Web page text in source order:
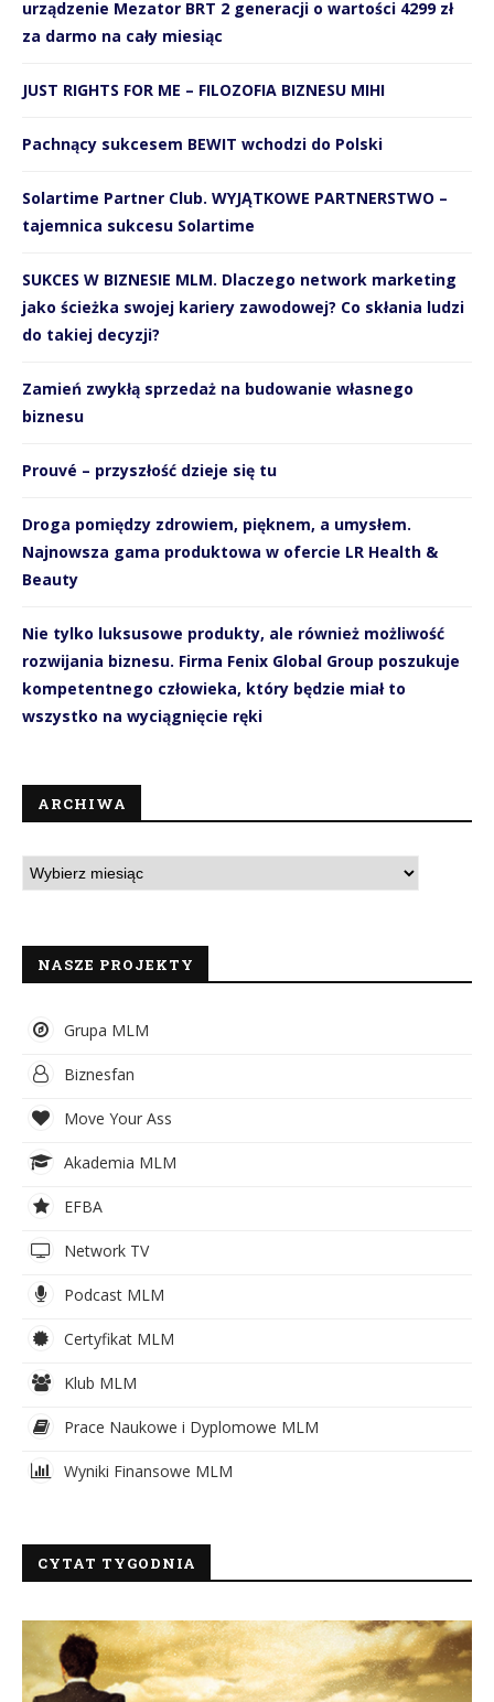
urządzenie Mezator BRT 2 generacji o wartości 4299 zł
za darmo na cały miesiąc
JUST RIGHTS FOR ME – FILOZOFIA BIZNESU MIHI
Pachnący sukcesem BEWIT wchodzi do Polski
Solartime Partner Club. WYJĄTKOWE PARTNERSTWO –
tajemnica sukcesu Solartime
SUKCES W BIZNESIE MLM. Dlaczego network marketing
jako ścieżka swojej kariery zawodowej? Co skłania ludzi
do takiej decyzji?
Zamień zwykłą sprzedaż na budowanie własnego
biznesu
Prouvé – przyszłość dzieje się tu
Droga pomiędzy zdrowiem, pięknem, a umysłem.
Najnowsza gama produktowa w ofercie LR Health &
Beauty
Nie tylko luksusowe produkty, ale również możliwość
rozwijania biznesu. Firma Fenix Global Group poszukuje
kompetentnego człowieka, który będzie miał to
wszystko na wyciągnięcie ręki
ARCHIWA
NASZE PROJEKTY
Grupa MLM
Biznesfan
Move Your Ass
Akademia MLM
EFBA
Network TV
Podcast MLM
Certyfikat MLM
Klub MLM
Prace Naukowe i Dyplomowe MLM
Wyniki Finansowe MLM
CYTAT TYGODNIA